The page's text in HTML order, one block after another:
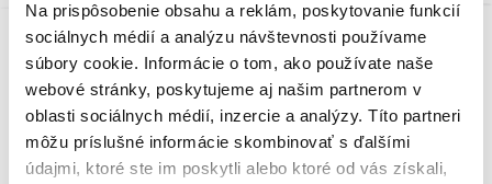
Na prispôsobenie obsahu a reklám, poskytovanie funkcií
sociálnych médií a analýzu návštevnosti používame
súbory cookie. Informácie o tom, ako používate naše
webové stránky, poskytujeme aj našim partnerom v
oblasti sociálnych médií, inzercie a analýzy. Títo partneri
môžu príslušné informácie skombinovať s ďalšími
údajmi, ktoré ste im poskytli alebo ktoré od vás získali,
Informácie
Žáner leporelo